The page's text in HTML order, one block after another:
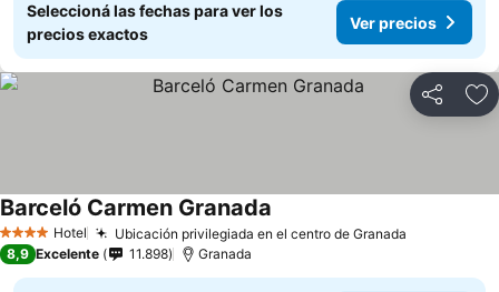
Seleccioná las fechas para ver los
precios exactos
Ver precios
Compartir
4 EstrellasHotel Ubicación privilegiada en el centro de Granada
Barceló Carmen Granada
8,9 Excelente 11.898 Granada